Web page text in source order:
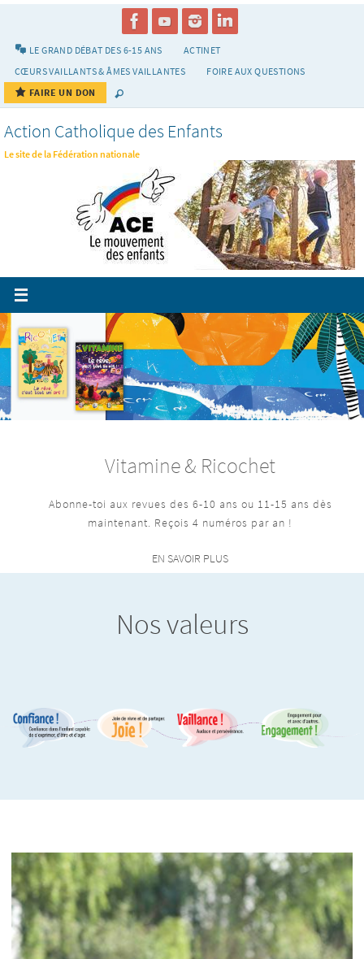
LE GRAND DÉBAT DES 6-15 ANS
ACTINET
CŒURS VAILLANTS & ÂMES VAILLANTES
FOIRE AUX QUESTIONS
FAIRE UN DON
Action Catholique des Enfants
Le site de la Fédération nationale
Vitamine & Ricochet
Abonne-toi aux revues des 6-10 ans ou 11-15 ans dès
maintenant. Reçois 4 numéros par an !
EN SAVOIR PLUS
Nos valeurs